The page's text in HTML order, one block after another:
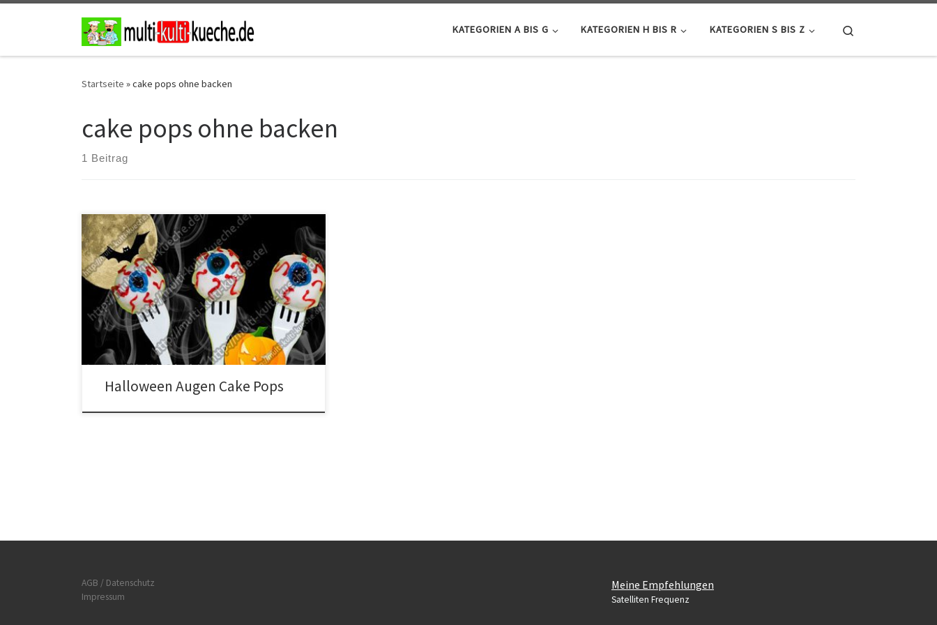
Zum Inhalt springen
KATEGORIEN A BIS G KATEGORIEN H BIS R KATEGORIEN S BIS Z
Startseite »cake pops ohne backen
cake pops ohne backen
1 Beitrag
Zutaten für die Halloween Augen Cake Pops 1
Kastenkuchen1 Schmand2 weiße Glasurrote und blaue
Zuckerschrift1 Zuckerschrift mit Schoko Geschmack
Zubereitung für Halloween Augen Cake Pops Den
Kuchen zerbröseln (wenn man möchte kann man
vorher die Glasur abschneiden). Nun den Schmand
nach und nach dazu geben bis die Masse sich leicht
[…]
Halloween Augen Cake Pops
AGB / Datenschutz
Impressum
Meine Empfehlungen
Satelliten Frequenz